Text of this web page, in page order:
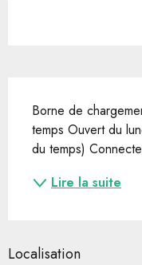
Borne de
temps Ouvert du
du temps)
Lire la suite
Localisation